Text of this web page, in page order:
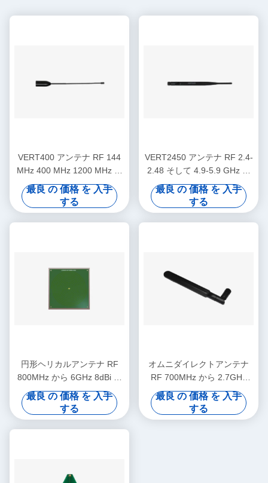
VERT400 アンテナ RF 144
MHz 400 MHz 1200 MHz ト
リバンド垂直オムニダイレク
トアンテナ
最良 の 価格 を 入手
する
VERT2450 アンテナ RF 2.4-
2.48 そして 4.9-5.9 GHz 双
バンド 3dBi 向上垂直オムニ
方向アンテナ
最良 の 価格 を 入手
する
円形ヘリカルアンテナ RF
800MHz から 6GHz 8dBi 増
幅
最良 の 価格 を 入手
する
オムニダイレクトアンテナ
RF 700MHz から 2.7GHz
3dBi 増幅
最良 の 価格 を 入手
する